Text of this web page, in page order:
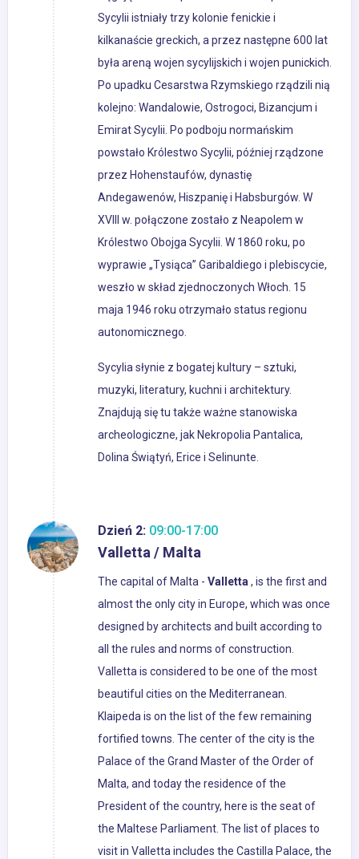
Sycylii istniały trzy kolonie fenickie i
kilkanaście greckich, a przez następne 600 lat
była areną wojen sycylijskich i wojen punickich.
Po upadku Cesarstwa Rzymskiego rządzili nią
kolejno: Wandalowie, Ostrogoci, Bizancjum i
Emirat Sycylii. Po podboju normańskim
powstało Królestwo Sycylii, później rządzone
przez Hohenstaufów, dynastię
Andegawenów, Hiszpanię i Habsburgów. W
XVIII w. połączone zostało z Neapolem w
Królestwo Obojga Sycylii. W 1860 roku, po
wyprawie „Tysiąca” Garibaldiego i plebiscycie,
weszło w skład zjednoczonych Włoch. 15
maja 1946 roku otrzymało status regionu
autonomicznego.
Sycylia słynie z bogatej kultury – sztuki,
muzyki, literatury, kuchni i architektury.
Znajdują się tu także ważne stanowiska
archeologiczne, jak Nekropolia Pantalica,
Dolina Świątyń, Erice i Selinunte.
Dzień 2: 09:00-17:00
Valletta / Malta
The capital of Malta - Valletta, is the first and
almost the only city in Europe, which was once
designed by architects and built according to
all the rules and norms of construction.
Valletta is considered to be one of the most
beautiful cities on the Mediterranean.
Klaipeda is on the list of the few remaining
fortified towns. The center of the city is the
Palace of the Grand Master of the Order of
Malta, and today the residence of the
President of the country, here is the seat of
the Maltese Parliament. The list of places to
visit in Valletta includes the Castilla Palace, the